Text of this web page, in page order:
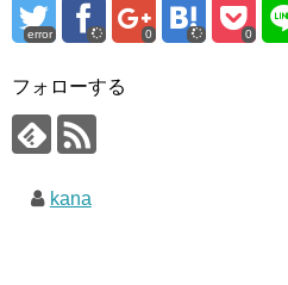
error 0 0
フォローする
kana